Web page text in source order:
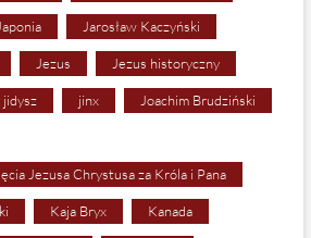
Jarosław Kaczyński
Jezus Jezus historyczny
jidysz jinx Joachim Brudziński
Jezusa Chrystusa za Króla i Pana
Kaja Bryx Kanada